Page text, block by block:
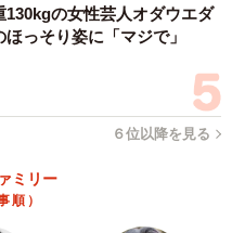
が就業先決定や働く意欲
た。
130kgの女性芸人オダウエダ
っそり姿に「マジで」
６位以降を見る
ミリー
順）